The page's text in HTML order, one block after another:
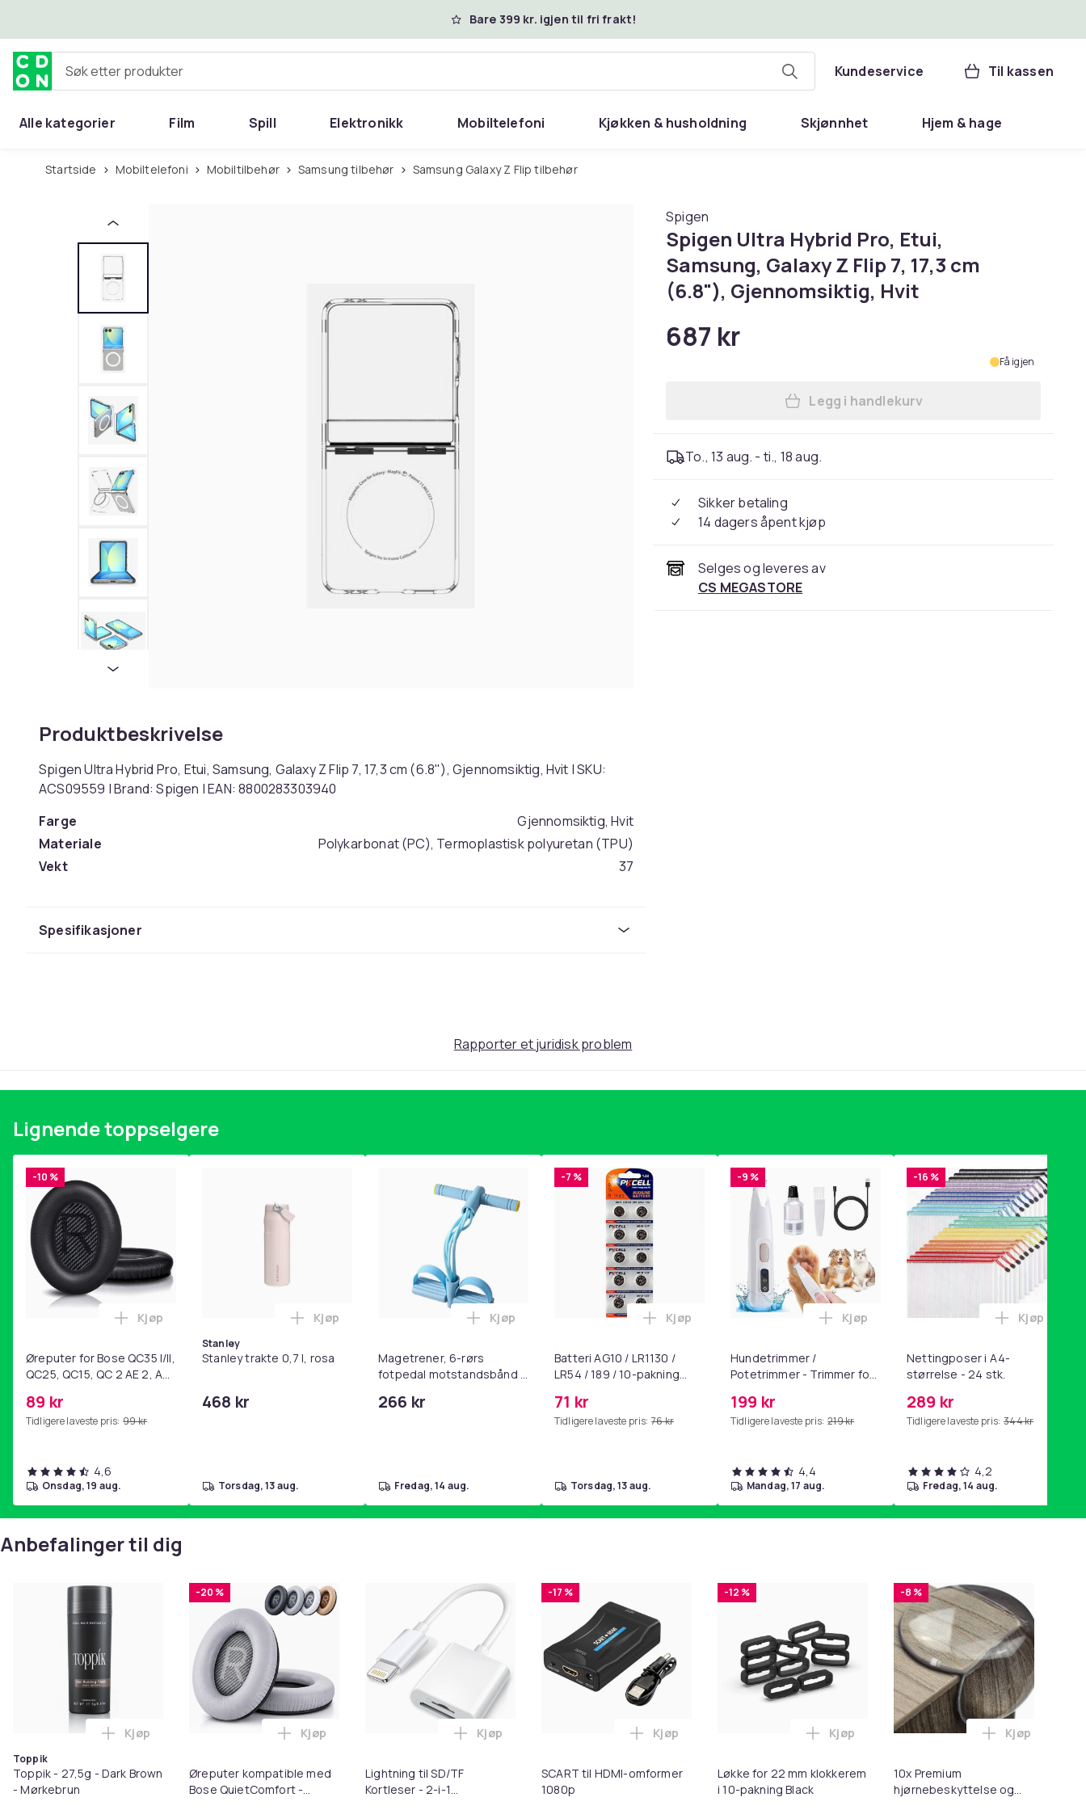
Bare 399 kr. igjen til fri frakt!
Søk etter produkter Kundeservice Til kassen
Alle kategorier Film Spill Elektronikk Mobiltelefoni Kjøkken & husholdning Skjønnhet Hjem & hage
Startside Mobiltelefoni Mobiltilbehør Samsung tilbehør Samsung Galaxy Z Flip tilbehør
Produktbeskrivelse
Spigen Ultra Hybrid Pro, Etui, Samsung, Galaxy Z Flip 7, 17,3 cm (6.8"), Gjennomsiktig, Hvit | SKU:
ACS09559 | Brand: Spigen | EAN: 8800283303940
Farge
Gjennomsiktig, Hvit
Materiale
Polykarbonat (PC), Termoplastisk polyuretan (TPU)
Vekt
37
Produktsikkerhetsinformasjon
Spesifikasjoner
Spigen
Spigen Ultra Hybrid Pro, Etui,
Samsung, Galaxy Z Flip 7, 17,3 cm
(6.8"), Gjennomsiktig, Hvit
687 kr
Få igjen
Legg Spigen Ultra Hybrid Pro, Etui,
Legg i handlekurv
To., 13 aug. - ti., 18 aug.
Sikker betaling
14 dagers åpent kjøp
Selges og leveres av
CS MEGASTORE
Rapporter et juridisk problem
Lignende toppselgere
-10 %
Øreputer for Bose QC35 I/II,
QC25, QC15, QC 2 AE 2, AE
SoundLink Black
89 kr
Tidligere laveste pris: 99 kr
Legg Øreputer for Bose QC35 I/II, QC25, QC15, QC 2 AE 2, AE 2i, AE 2w, SoundTrue, SoundLink Black i handlekurven
Kjøp
4,6
onsdag, 19 aug.
Stanley
Stanley trakte 0,7 l, rosa
468 kr
Legg Stanley trakte 0,7 l, rosa i handlekurven
Kjøp
torsdag, 13 aug.
Magetrener, 6-rørs
fotpedal motstandsbånd -
yoga og
266 kr
Legg Magetrener, 6-rørs fotpedal motstandsbånd - mage- og kjernetrening, yoga og
Kjøp
fredag, 14 aug.
-7 %
Batteri AG10 / LR1130 /
LR54 / 189 / 10-pakning
71 kr
Tidligere laveste pris: 76 kr
Legg Batteri AG10 / LR1130 / LR54 / 189 / 10-pakning PKcell i
Kjøp
torsdag, 13 aug.
-9 %
Hundetrimmer /
Potetrimmer - Trimmer for
199 kr
Tidligere laveste pris: 219 kr
Legg Hundetrimmer / Potetrimmer -
Kjøp
4,4
mandag, 17 aug.
-16 %
Nettingposer i A4-
størrelse - 24 stk.
289 kr
Tidligere laveste pris: 344 kr
Legg
Kjøp
4,2
fredag, 14 aug.
Anbefalinger til dig
Toppik
Toppik - 27,5g - Dark Brown
- Mørkebrun
Legg Toppik - 27,5g - Dark Brown - Mørkebrun i handlekurven
Kjøp
-20 %
Øreputer kompatible med
Bose QuietComfort -
Legg Øreputer kompatible med Bose QuietComfort - QC35/QC25/QC15/AE2 - Grå i handlekurven
Kjøp
Lightning til SD/TF
Kortleser - 2-i-1
Legg Lightning til SD/TF Kortleser - 2-i-1 Minnekortadapter til iPhone/iPad i handlekurven
Kjøp
-17 %
SCART til HDMI-omformer
1080p
Legg SCART til HDMI-omformer 1080p i handlekurven
Kjøp
-12 %
Løkke for 22 mm klokkerem
i 10-pakning Black
Legg Løkke for 22 mm klokkerem i 10-
Kjøp
-8 %
10x Premium
hjørnebeskyttelse og
Legg 10x
Kjøp